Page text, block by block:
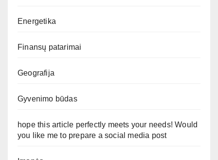
Energetika
Finansų patarimai
Geografija
Gyvenimo būdas
hope this article perfectly meets your needs! Would
you like me to prepare a social media post